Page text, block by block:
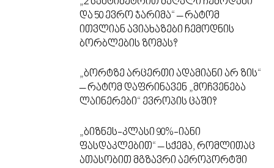
და 50 ევრო ჯარიმა“ – რატომ
ითვლიან ავიახაზები ჩემოდნის
ბორბლების ზომას?
„ბორტზე არცერთი ადამიანი არ ზის“
– რატომ დაფრინავენ „მოჩვენება
ლაინერები“ ევროპის ცაში?
„ბიზნეს-კლასი 90%-იანი
ფასდაკლებით“ – სქემა, რომლითაც
ათასობით მგზავრი აეროპორტში